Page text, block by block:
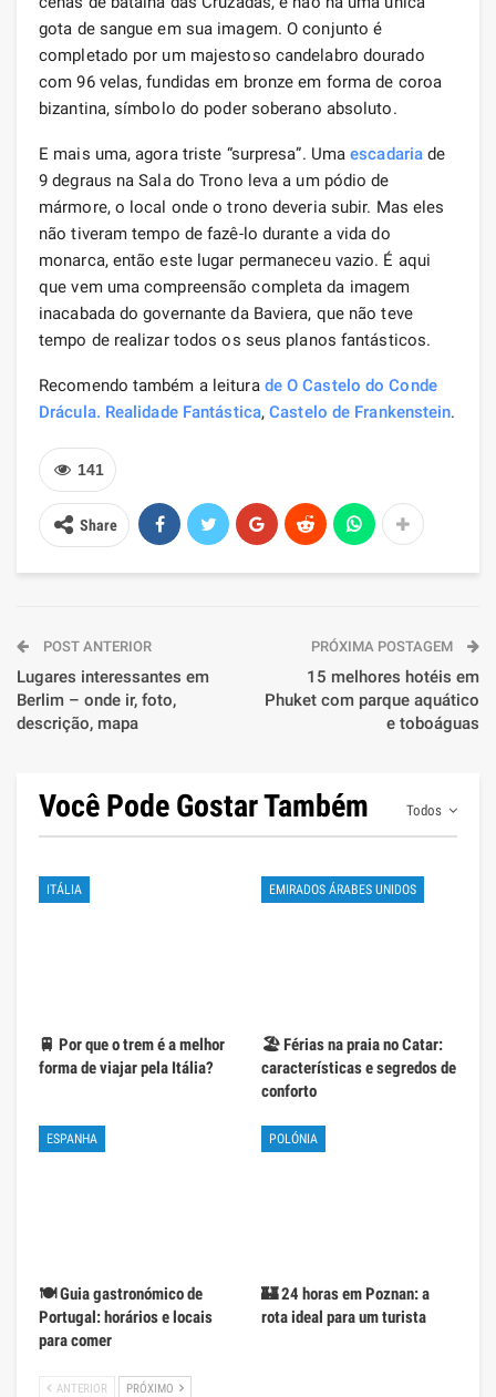
gota de sangue em sua imagem. O conjunto é
completado por um majestoso candelabro dourado
com 96 velas, fundidas em bronze em forma de coroa
bizantina, símbolo do poder soberano absoluto.
E mais uma, agora triste “surpresa”. Umaescadaria de
9 degraus na Sala do Trono leva a um pódio de
mármore, o local onde o trono deveria subir. Mas eles
não tiveram tempo de fazê-lo durante a vida do
monarca, então este lugar permaneceu vazio. É aqui
que vem uma compreensão completa da imagem
inacabada do governante da Baviera, que não teve
tempo de realizar todos os seus planos fantásticos.
Recomendo também a leitura de O Castelo do Conde
Drácula. Realidade Fantástica,Castelo de Frankenstein.
141
Share
POST ANTERIOR
Lugares interessantes em
Berlim – onde ir, foto,
descrição, mapa
PRÓXIMA POSTAGEM
15 melhores hotéis em
Phuket com parque aquático
e toboáguas
Todos
Você Pode Gostar Também
ITÁLIA
🚆 Por que o trem é a melhor
forma de viajar pela Itália?
EMIRADOS ÁRABES UNIDOS
🏖️ Férias na praia no Catar:
características e segredos de
conforto
ESPANHA
🍽️ Guia gastronómico de
Portugal: horários e locais
para comer
POLÓNIA
🏰 24 horas em Poznan: a
rota ideal para um turista
ANTERIOR PRÓXIMO